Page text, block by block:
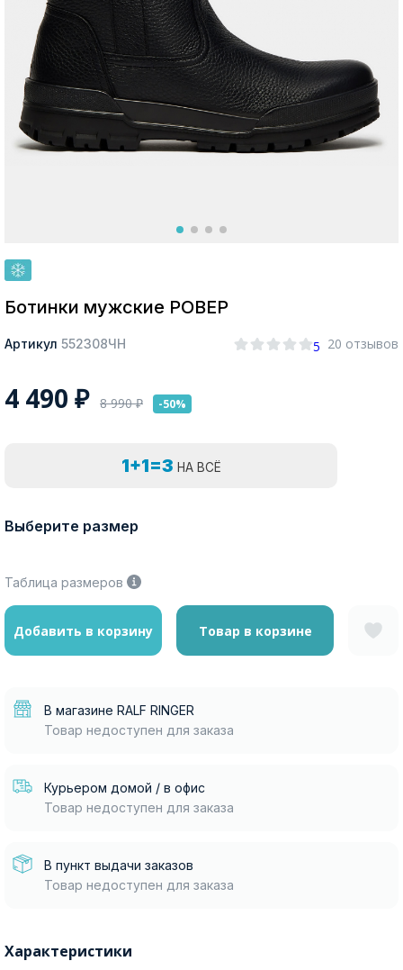
Покупателям
Ботинки мужские РОВЕР
Артикул 552308ЧН 5 20 отзывов
4 490 ₽ 8 990₽ -50%
1+1=3 НА ВСЁ
Выберите размер
Таблица размеров
Добавить в корзину Товар в корзине
В магазине RALF RINGER
Товар недоступен для заказа
Курьером домой / в офис
Товар недоступен для заказа
В пункт выдачи заказов
Товар недоступен для заказа
Характеристики